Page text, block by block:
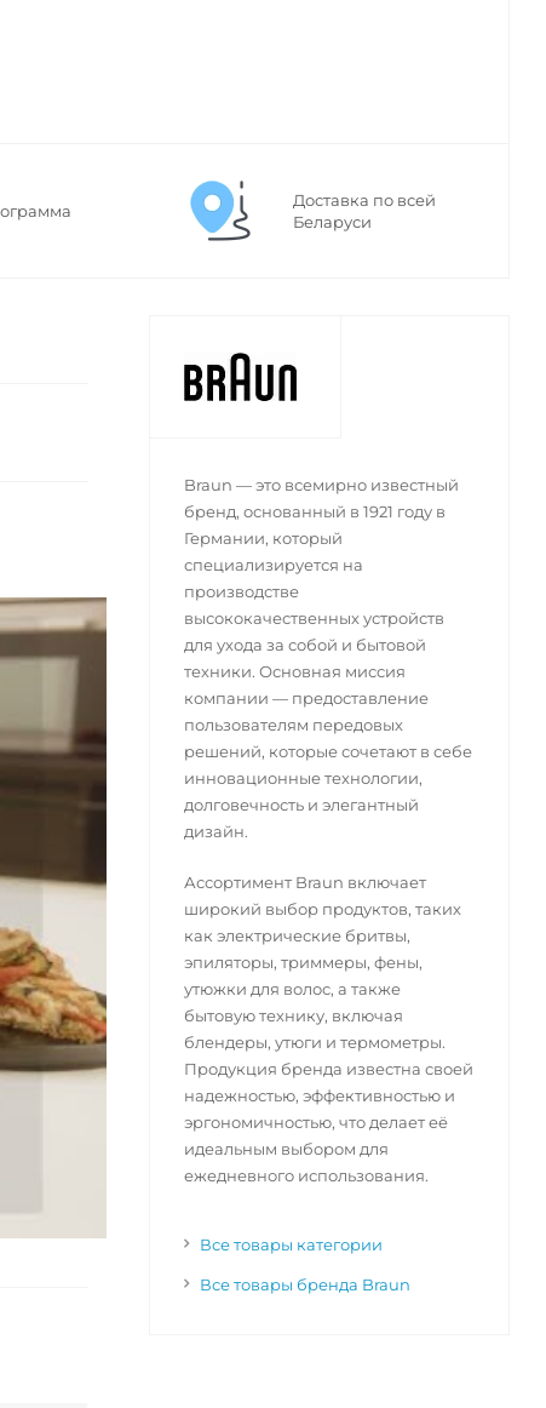
Доставка по всей
Беларуси
Braun — это всемирно известный
бренд, основанный в 1921 году в
Германии, который
специализируется на
производстве
высококачественных устройств
для ухода за собой и бытовой
техники. Основная миссия
компании — предоставление
пользователям передовых
решений, которые сочетают в себе
инновационные технологии,
долговечность и элегантный
дизайн.
Ассортимент Braun включает
широкий выбор продуктов, таких
как электрические бритвы,
эпиляторы, триммеры, фены,
утюжки для волос, а также
бытовую технику, включая
блендеры, утюги и термометры.
Продукция бренда известна своей
надежностью, эффективностью и
эргономичностью, что делает её
идеальным выбором для
ежедневного использования.
Все товары категории
Все товары бренда Braun